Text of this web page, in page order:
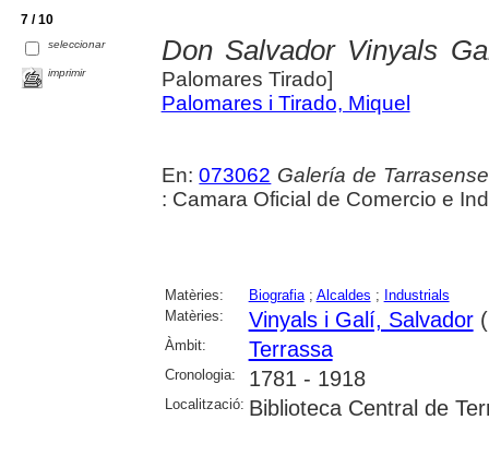
7 / 10
seleccionar
imprimir
Don Salvador Vinyals
Palomares Tirado]
Palomares i Tirado, Miquel
En:073062 Galería de
: Camara Oficial de Comercio e
Matèries: Biografia; Alcaldes ; Industrials
Matèries:
Vinyals i Galí, Salvador
Àmbit: Terrassa
Cronologia: 1781 - 1918
Localització: Biblioteca Central de